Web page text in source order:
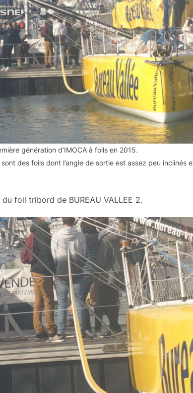
génération d’IMOCA à foils en 2015.
sont des foils dont l’angle de sortie est assez peu inclinés
foil tribord de BUREAU VALLEE 2.